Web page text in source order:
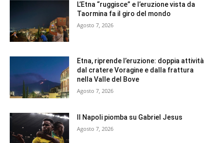
L’Etna “ruggisce” e l’eruzione vista da
Taormina fa il giro del mondo
Agosto 7, 2026
Etna, riprende l’eruzione: doppia attività
dal cratere Voragine e dalla frattura
nella Valle del Bove
Agosto 7, 2026
Il Napoli piomba su Gabriel Jesus
Agosto 7, 2026